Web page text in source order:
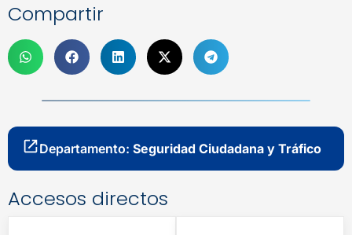
Compartir
Departamento: Seguridad Ciudadana y Tráfico
Accesos directos